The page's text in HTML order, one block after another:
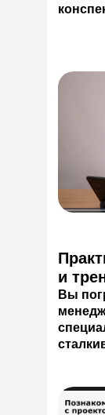
и
Вы